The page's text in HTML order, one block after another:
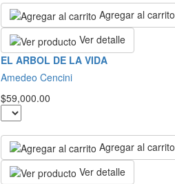
Agregar al carrito
Ver detalle
EL ARBOL DE LA VIDA
Amedeo Cencini
$59,000.00
Agregar al carrito
Ver detalle